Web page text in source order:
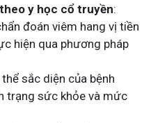
y học cổ truyền:
đoán viêm hang vị tiền
hiện qua phương pháp
sắc diện của bệnh
trạng sức khỏe và mức